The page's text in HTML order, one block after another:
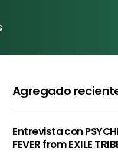
Agregado
Entrevista con
FEVER from EXILE